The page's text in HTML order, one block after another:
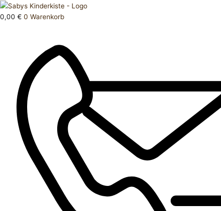
Zum
Inhalt
0,00 € 0 Warenkorb
Products
search
T
Shirt